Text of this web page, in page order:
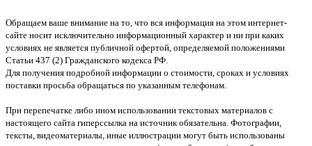
Обращаем ваше внимание на то, что вся информация на этом интернет-
сайте носит исключительно информационный характер и ни при каких
условиях не является публичной офертой, определяемой положениями
Статьи 437 (2) Гражданского кодекса РФ.
Для получения подробной информации о стоимости, сроках и условиях
поставки просьба обращаться по указанным телефонам.
При перепечатке либо ином использовании текстовых материалов с
настоящего сайта гиперссылка на источник обязательна. Фотографии,
тексты, видеоматериалы, иные иллюстрации могут быть использованы